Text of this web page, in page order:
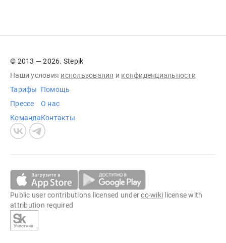
© 2013 — 2026. Stepik
Наши условия использования и конфиденциальности
Тарифы
Прессе
Команда
Помощь
О нас
Контакты
Public user contributions licensed undercc-wiki license with
attribution required